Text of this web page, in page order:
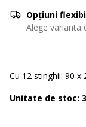
Opțiuni
Alege varianta
Cu 12 stinghii: 90 х
Unitate de stoc: